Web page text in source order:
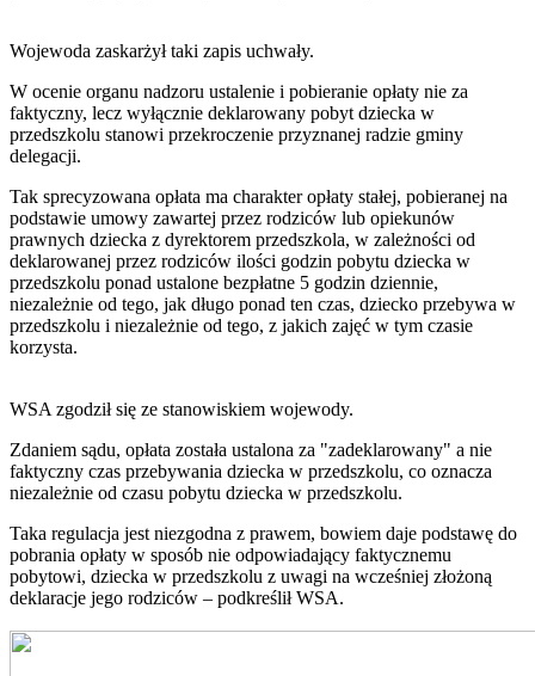
Wojewoda zaskarżył taki zapis uchwały.
W ocenie organu nadzoru ustalenie i pobieranie opłaty nie za
faktyczny, lecz wyłącznie deklarowany pobyt dziecka w
przedszkolu stanowi przekroczenie przyznanej radzie gminy
delegacji.
Tak sprecyzowana opłata ma charakter opłaty stałej, pobieranej na
podstawie umowy zawartej przez rodziców lub opiekunów
prawnych dziecka z dyrektorem przedszkola, w zależności od
deklarowanej przez rodziców ilości godzin pobytu dziecka w
przedszkolu ponad ustalone bezpłatne 5 godzin dziennie,
niezależnie od tego, jak długo ponad ten czas, dziecko przebywa w
przedszkolu i niezależnie od tego, z jakich zajęć w tym czasie
korzysta.
WSA zgodził się ze stanowiskiem wojewody.
Zdaniem sądu, opłata została ustalona za "zadeklarowany" a nie
faktyczny czas przebywania dziecka w przedszkolu, co oznacza
niezależnie od czasu pobytu dziecka w przedszkolu.
Taka regulacja jest niezgodna z prawem, bowiem daje podstawę do
pobrania opłaty w sposób nie odpowiadający faktycznemu
pobytowi, dziecka w przedszkolu z uwagi na wcześniej złożoną
deklaracje jego rodziców – podkreślił WSA.